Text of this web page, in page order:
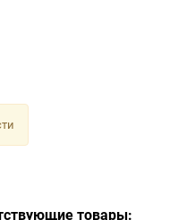
товары: